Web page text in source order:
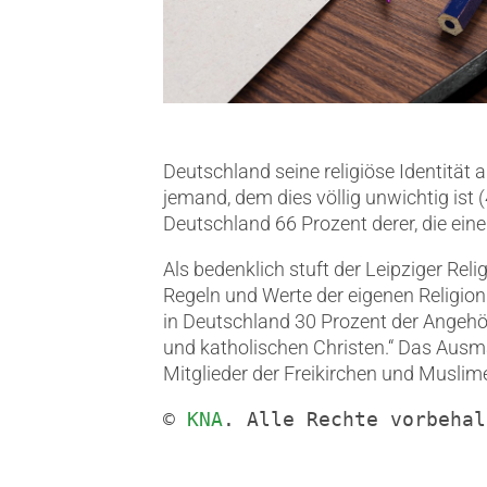
Deutschland seine religiöse Identität
jemand, dem dies völlig unwichtig ist
Deutschland 66 Prozent derer, die
Als bedenklich stuft der Leipziger
Regeln und Werte der eigenen
in Deutschland 30 Prozent der
und katholischen Christen.“ Das
Mitglieder der Freikirchen und
© KNA . Alle Rechte